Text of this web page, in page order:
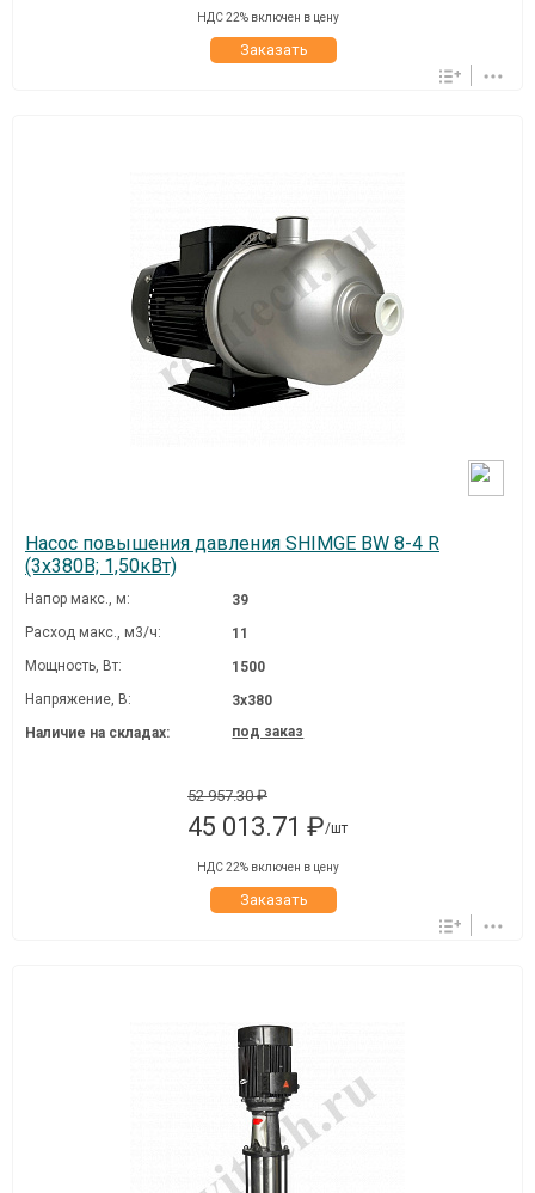
НДС 22% включен в цену
Заказать
Насос повышения давления SHIMGE BW 8-4 R
(3х380В; 1,50кВт)
Напор макс., м:
39
Расход макс., м3/ч:
11
Мощность, Вт:
1500
Напряжение, В:
3х380
Наличие на складах:
под заказ
52 957.30 ₽
45 013.71 ₽/шт
НДС 22% включен в цену
Заказать